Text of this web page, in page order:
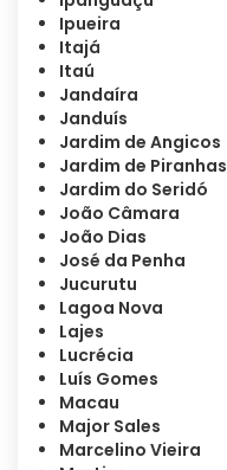
Ipueira
Itajá
Itaú
Jandaíra
Janduís
Jardim de Angicos
Jardim de Piranhas
Jardim do Seridó
João Câmara
João Dias
José da Penha
Jucurutu
Lagoa Nova
Lajes
Lucrécia
Luís Gomes
Macau
Major Sales
Marcelino Vieira